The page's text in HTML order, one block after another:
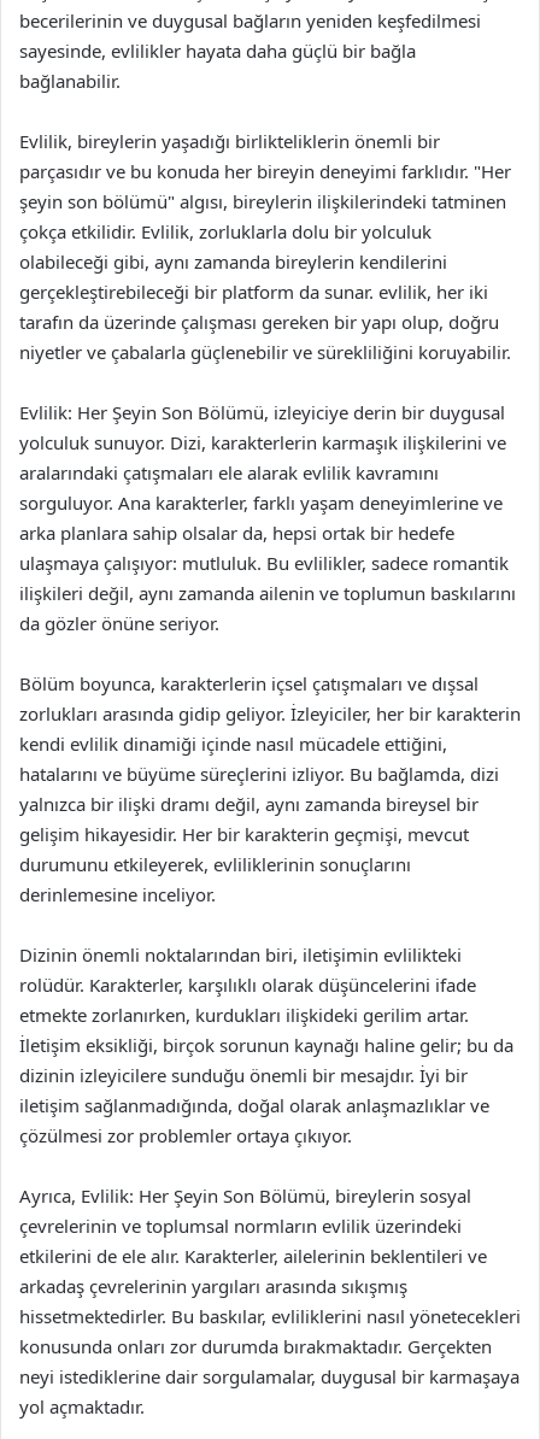
becerilerinin ve duygusal bağların yeniden keşfedilmesi
sayesinde, evlilikler hayata daha güçlü bir bağla
bağlanabilir.
Evlilik, bireylerin yaşadığı birlikteliklerin önemli bir
parçasıdır ve bu konuda her bireyin deneyimi farklıdır. "Her
şeyin son bölümü" algısı, bireylerin ilişkilerindeki tatminen
çokça etkilidir. Evlilik, zorluklarla dolu bir yolculuk
olabileceği gibi, aynı zamanda bireylerin kendilerini
gerçekleştirebileceği bir platform da sunar. evlilik, her iki
tarafın da üzerinde çalışması gereken bir yapı olup, doğru
niyetler ve çabalarla güçlenebilir ve sürekliliğini koruyabilir.
Evlilik: Her Şeyin Son Bölümü, izleyiciye derin bir duygusal
yolculuk sunuyor. Dizi, karakterlerin karmaşık ilişkilerini ve
aralarındaki çatışmaları ele alarak evlilik kavramını
sorguluyor. Ana karakterler, farklı yaşam deneyimlerine ve
arka planlara sahip olsalar da, hepsi ortak bir hedefe
ulaşmaya çalışıyor: mutluluk. Bu evlilikler, sadece romantik
ilişkileri değil, aynı zamanda ailenin ve toplumun baskılarını
da gözler önüne seriyor.
Bölüm boyunca, karakterlerin içsel çatışmaları ve dışsal
zorlukları arasında gidip geliyor. İzleyiciler, her bir karakterin
kendi evlilik dinamiği içinde nasıl mücadele ettiğini,
hatalarını ve büyüme süreçlerini izliyor. Bu bağlamda, dizi
yalnızca bir ilişki dramı değil, aynı zamanda bireysel bir
gelişim hikayesidir. Her bir karakterin geçmişi, mevcut
durumunu etkileyerek, evliliklerinin sonuçlarını
derinlemesine inceliyor.
Dizinin önemli noktalarından biri, iletişimin evlilikteki
rolüdür. Karakterler, karşılıklı olarak düşüncelerini ifade
etmekte zorlanırken, kurdukları ilişkideki gerilim artar.
İletişim eksikliği, birçok sorunun kaynağı haline gelir; bu da
dizinin izleyicilere sunduğu önemli bir mesajdır. İyi bir
iletişim sağlanmadığında, doğal olarak anlaşmazlıklar ve
çözülmesi zor problemler ortaya çıkıyor.
Ayrıca, Evlilik: Her Şeyin Son Bölümü, bireylerin sosyal
çevrelerinin ve toplumsal normların evlilik üzerindeki
etkilerini de ele alır. Karakterler, ailelerinin beklentileri ve
arkadaş çevrelerinin yargıları arasında sıkışmış
hissetmektedirler. Bu baskılar, evliliklerini nasıl yönetecekleri
konusunda onları zor durumda bırakmaktadır. Gerçekten
neyi istediklerine dair sorgulamalar, duygusal bir karmaşaya
yol açmaktadır.